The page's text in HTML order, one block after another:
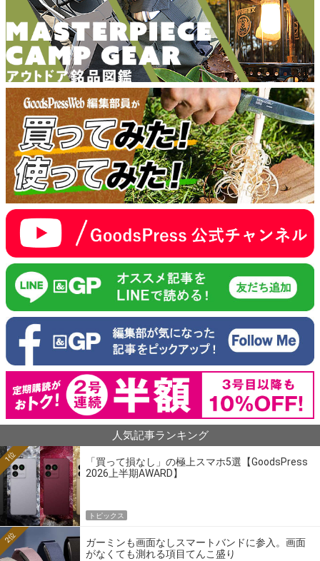
人気記事ランキング
「買って損なし」の極上スマホ5選【GoodsPress
2026上半期AWARD】
1位
トピックス
ガーミンも画面なしスマートバンドに参入。画面
がなくても測れる項目てんこ盛り
2位